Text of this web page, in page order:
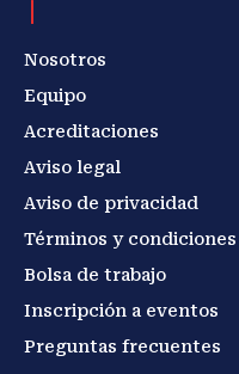
Nosotros
Equipo
Acreditaciones
Aviso legal
Aviso de privacidad
Términos y condiciones
Bolsa de trabajo
Inscripción a eventos
Preguntas frecuentes